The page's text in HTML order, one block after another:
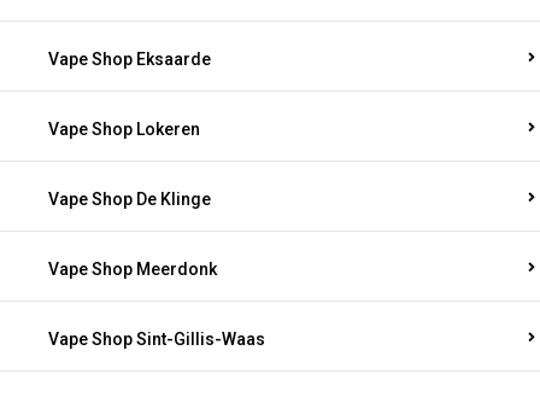
Vape Shop Eksaarde
Vape Shop Lokeren
Vape Shop De Klinge
Vape Shop Meerdonk
Vape Shop Sint-Gillis-Waas